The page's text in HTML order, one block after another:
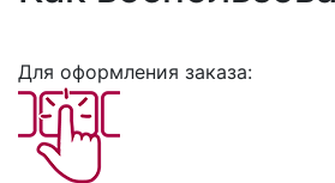
Для оформления заказа: